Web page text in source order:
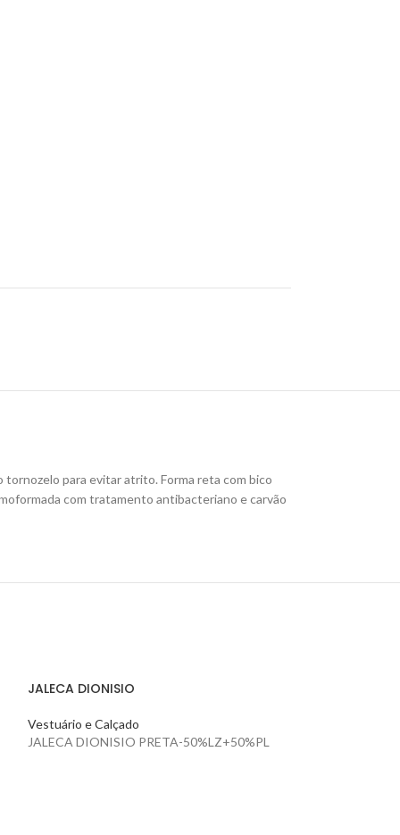
tornozelo para evitar atrito. Forma reta com bico
com tratamento antibacteriano e carvão
JALECA DIONISIO
Vestuário e Calçado
JALECA DIONISIO PRETA-50%LZ+50%PL